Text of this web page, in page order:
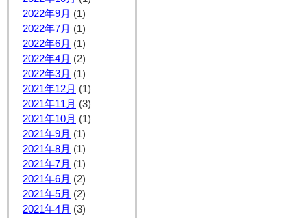
2022年9月 (1)
2022年7月 (1)
2022年6月 (1)
2022年4月 (2)
2022年3月 (1)
2021年12月 (1)
2021年11月 (3)
2021年10月 (1)
2021年9月 (1)
2021年8月 (1)
2021年7月 (1)
2021年6月 (2)
2021年5月 (2)
2021年4月 (3)